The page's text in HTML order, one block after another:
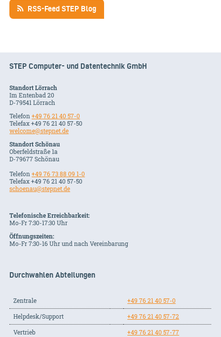
RSS-Feed STEP Blog
STEP Computer- und Datentechnik GmbH
Standort Lörrach
Im Entenbad 20
D-79541 Lörrach
Telefon+49 76 21 40 57-0
Telefax +49 76 21 40 57-50
welcome@stepnet.de
Standort Schönau
Oberfeldstraße 1a
D-79677 Schönau
Telefon+49 76 73 88 09 1-0
Telefax +49 76 21 40 57-50
schoenau@stepnet.de
Telefonische Erreichbarkeit:
Mo-Fr 7:30-17:30 Uhr
Öffnungszeiten:
Mo-Fr 7:30-16 Uhr und nach Vereinbarung
Durchwahlen Abteilungen
Zentrale
+49 76 21 40 57-0
Helpdesk/Support
+49 76 21 40 57-72
Vertrieb
+49 76 21 40 57-77